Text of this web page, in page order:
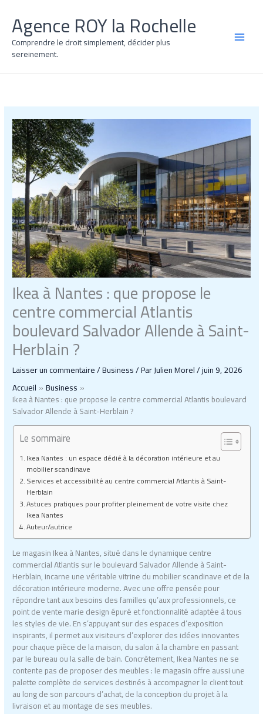
contenu
Agence ROY la Rochelle
Comprendre le droit simplement, décider plus
sereinement.
Ikea à Nantes : que propose le
centre commercial Atlantis
boulevard Salvador Allende à Saint-
Herblain ?
Laisser un commentaire/Business/ ParJulien Morel/juin 9, 2026
Accueil
Business
Ikea à Nantes : que propose le centre commercial Atlantis boulevard
Salvador Allende à Saint-Herblain ?
Le sommaire
Ikea Nantes : un espace dédié à la décoration intérieure et au
mobilier scandinave
Services et accessibilité au centre commercial Atlantis à Saint-
Herblain
Astuces pratiques pour profiter pleinement de votre visite chez
Ikea Nantes
Auteur/autrice
Le magasin Ikea à Nantes, situé dans le dynamique centre
commercial Atlantis sur le boulevard Salvador Allende à Saint-
Herblain, incarne une véritable vitrine du mobilier scandinave et de la
décoration intérieure moderne. Avec une offre pensée pour
répondre tant aux besoins des familles qu’aux professionnels, ce
point de vente marie design épuré et fonctionnalité adaptée à tous
les styles de vie. En s’appuyant sur des espaces d’exposition
inspirants, il permet aux visiteurs d’explorer des idées innovantes
pour chaque pièce de la maison, du salon à la chambre en passant
par le bureau ou la salle de bain. Concrètement, Ikea Nantes ne se
contente pas de proposer des meubles : le magasin offre aussi une
palette complète de services destinés à accompagner le client tout
au long de son parcours d’achat, de la conception du projet à la
livraison et au montage de ses meubles.